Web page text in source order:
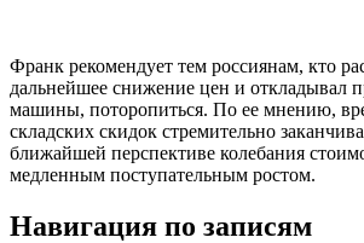
Франк рекомендует тем россиянам, кто
дальнейшее снижение цен и откладывал
машины, поторопиться. По ее мнению,
складских скидок стремительно
ближайшей перспективе колебания
медленным поступательным ростом.
Навигация по записям